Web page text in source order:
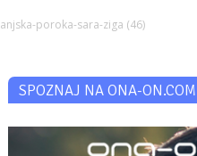
poroka-sara-ziga (46)
SPOZNAJ NA ONA-ON.COM